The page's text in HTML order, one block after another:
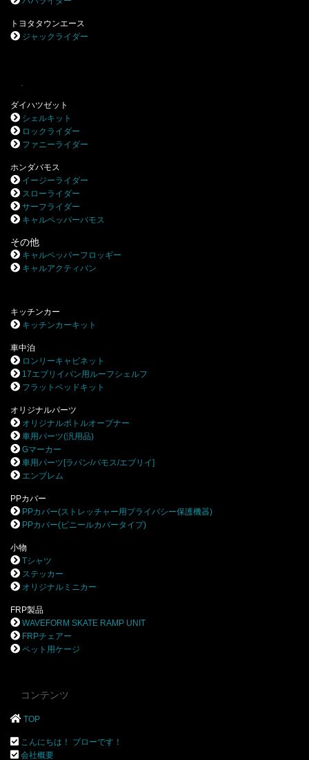
トヨタタウンエース
ジャックライダー
ダイハツゼット
シェルキット
ロックライダー
ファニーライダー
ホンダバモス
イージーライダー
スローライダー
サーフライダー
キャルペッパーバモス
その他
キャルペッパーフロッギー
キャルアクティバン
キッチンカー
キッチンカーキット
車中泊
ロンリーキャビネット
17エブリイバン用ルーフシェルフ
フラットベッドキット
オリジナルパーツ
オリジナルボトルオープナー
車用パーツ(汎用品)
Gマーカー
車用パーツ[ラパン/バモス/エブリイ]
エンブレム
PPカバー
PPカバー(ストレッチャー用プライバシー保護機器)
PPカバー(ビニールカバータイプ)
小物
Tシャツ
ステッカー
オリジナルミニカー
FRP製品
WAVEFORM SKATE RAMP UNIT
FRPチェアー
ペット用ケージ
コンテンツ
TOP
こんにちは！ ブローです！
会社概要